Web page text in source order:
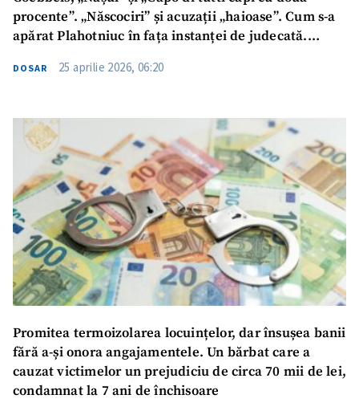
procente”. „Născociri” și acuzații „haioase”. Cum s-a
apărat Plahotniuc în fața instanței de judecată.
DOSAR 25 aprilie 2026, 06:20
Promitea termoizolarea locuințelor, dar însușea banii
fără a-și onora angajamentele. Un bărbat care a
cauzat victimelor un prejudiciu de circa 70 mii de lei,
condamnat la 7 ani de închisoare